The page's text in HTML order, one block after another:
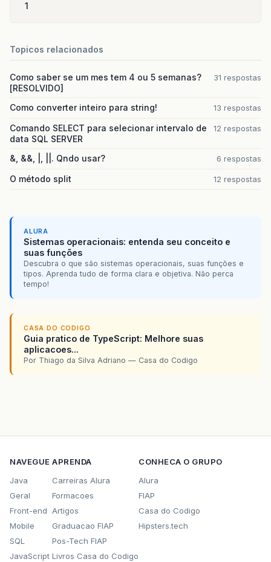
1
Topicos relacionados
Como saber se um mes tem 4 ou 5 semanas?
[RESOLVIDO]
31 respostas
Como converter inteiro para string! 13 respostas
Comando SELECT para selecionar intervalo de
data SQL SERVER
12 respostas
&, &&, |, ||. Qndo usar? 6 respostas
O método split 12 respostas
ALURA
Sistemas operacionais: entenda seu conceito e
suas funções
Descubra o que são sistemas operacionais, suas funções e
tipos. Aprenda tudo de forma clara e objetiva. Não perca
tempo!
CASA DO CODIGO
Guia pratico de TypeScript: Melhore suas
aplicacoes...
Por Thiago da Silva Adriano — Casa do Codigo
NAVEGUE
Java
Geral
Front-end
Mobile
SQL
JavaScript
APRENDA
Carreiras Alura
Formacoes
Artigos
Graduacao FIAP
Pos-Tech FIAP
Livros Casa do Codigo
CONHECA O GRUPO
Alura
FIAP
Casa do Codigo
Hipsters.tech